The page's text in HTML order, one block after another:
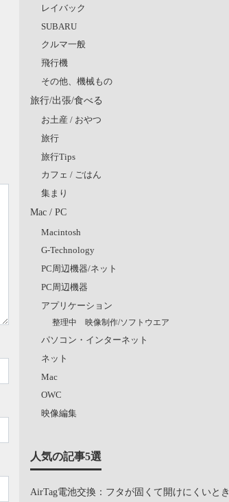
レイバック
SUBARU
クルマ一般
飛行機
その他、機械もの
旅行/出張/食べる
お土産 / おやつ
旅行
旅行Tips
カフェ / ごはん
集まり
Mac / PC
Macintosh
G-Technology
PC周辺機器/ネット
PC周辺機器
アプリケーション
整理中 映像制作/ソフトウエア
パソコン・インターネット
ネット
Mac
OWC
映像編集
人気の記事5選
AirTag電池交換：フタが固くて開けにくいとき